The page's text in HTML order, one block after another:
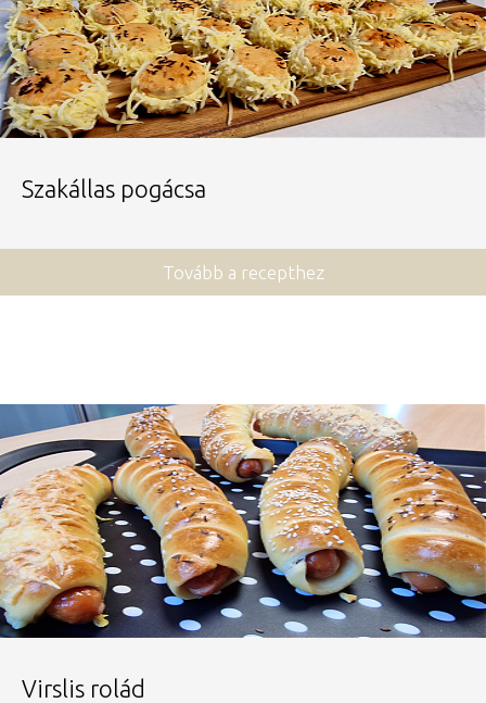
Szakállas pogácsa
Tovább a recepthez
Virslis rolád